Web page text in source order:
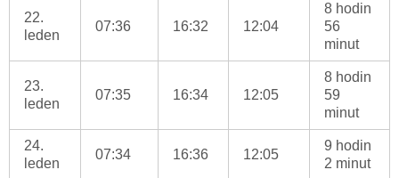
22.
leden
07:36 16:32 12:04
8 hodin
56
minut
23.
leden
07:35 16:34 12:05
8 hodin
59
minut
24.
leden
07:34 16:36 12:05
9 hodin
2 minut